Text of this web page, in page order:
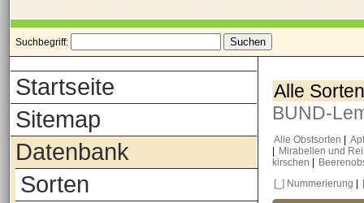
Suchbegriff:
Startseite
Sitemap
Datenbank
Sorten
Alle
BUND-
Alle Obstsorten
Mirabellen und
kirschen
[_] Nummerierung